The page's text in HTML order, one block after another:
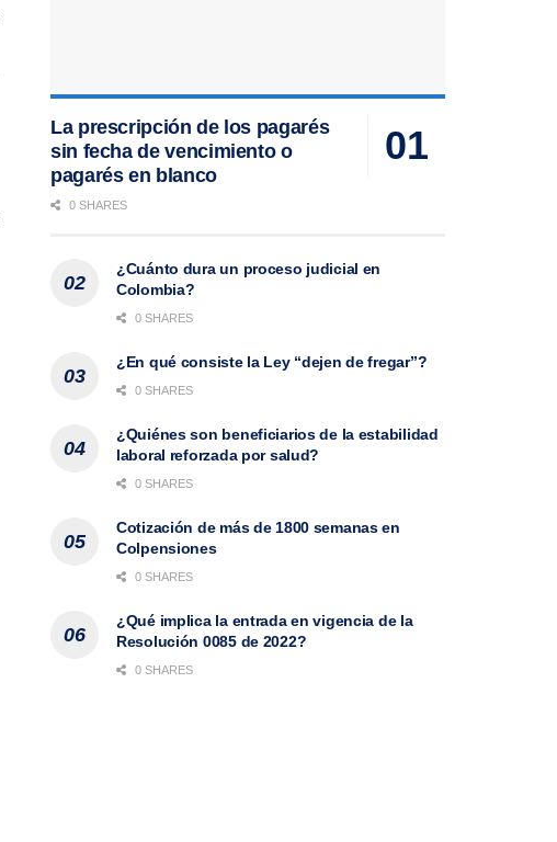
La prescripción de los pagarés
sin fecha de vencimiento o
pagarés en blanco
0 SHARES
¿Cuánto dura un proceso judicial en
Colombia?
0 SHARES
¿En qué consiste la Ley “dejen de fregar”?
0 SHARES
¿Quiénes son beneficiarios de la estabilidad
laboral reforzada por salud?
0 SHARES
Cotización de más de 1800 semanas en
Colpensiones
0 SHARES
¿Qué implica la entrada en vigencia de la
Resolución 0085 de 2022?
0 SHARES